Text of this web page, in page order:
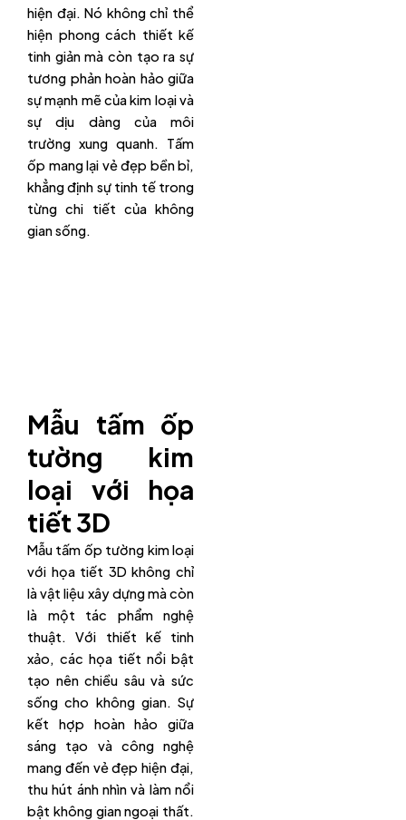
hiện đại. Nó không chỉ thể
hiện phong cách thiết kế
tinh giản mà còn tạo ra sự
tương phản hoàn hảo giữa
sự mạnh mẽ của kim loại và
sự dịu dàng của môi
trường xung quanh. Tấm
ốp mang lại vẻ đẹp bền bỉ,
khẳng định sự tinh tế trong
từng chi tiết của không
gian sống.
Mẫu tấm ốp
tường kim
loại với họa
tiết 3D
Mẫu tấm ốp tường kim loại
với họa tiết 3D không chỉ
là vật liệu xây dựng mà còn
là một tác phẩm nghệ
thuật. Với thiết kế tinh
xảo, các họa tiết nổi bật
tạo nên chiều sâu và sức
sống cho không gian. Sự
kết hợp hoàn hảo giữa
sáng tạo và công nghệ
mang đến vẻ đẹp hiện đại,
thu hút ánh nhìn và làm nổi
bật không gian ngoại thất.